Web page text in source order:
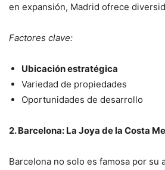
en expansión, Madrid ofrece
Factores clave:
Ubicación estratégica
Variedad de propiedades
Oportunidades de desarrollo
2. Barcelona: La Joya de la Costa
Barcelona no solo es famosa por su